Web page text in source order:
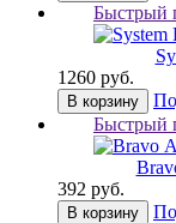
Быстрый
1260 руб.
В корзину
Быстрый
392 руб.
В корзину